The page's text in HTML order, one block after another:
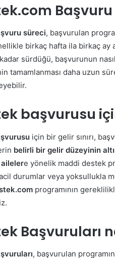
süreci, başvurulan
birkaç hafta ila birkaç
sürdüğü, başvurunun
tamamlanması daha uzun
başvurusu
için bir gelir sınırı,
belirli bir gelir düzeyinin
e yönelik maddi destek
durumlar veya yoksullukla
programının
Başvuruları
, başvurulan